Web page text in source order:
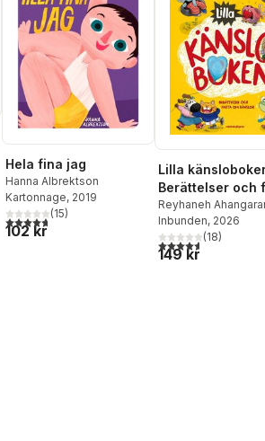
röster:
Hela fina jag
Hanna Albrektson
Kartonnage, 2019
4,7utav 5 stjärnor. Totalt antal röster:
(15)
102 kr
Lilla
Berättelser och
om känslor
Reyhaneh
Inbunden, 2026
4,6utav 5 stjärnor.
(18)
149 kr